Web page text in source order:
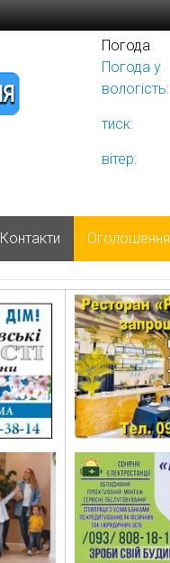
Погода
Погода у
вологість:
тиск:
вітер:
Контакти Оголошення